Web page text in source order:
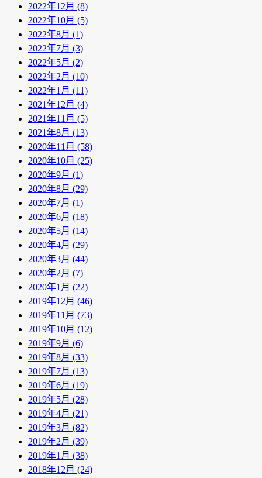
2022年12月 (8)
2022年10月 (5)
2022年8月 (1)
2022年7月 (3)
2022年5月 (2)
2022年2月 (10)
2022年1月 (11)
2021年12月 (4)
2021年11月 (5)
2021年8月 (13)
2020年11月 (58)
2020年10月 (25)
2020年9月 (1)
2020年8月 (29)
2020年7月 (1)
2020年6月 (18)
2020年5月 (14)
2020年4月 (29)
2020年3月 (44)
2020年2月 (7)
2020年1月 (22)
2019年12月 (46)
2019年11月 (73)
2019年10月 (12)
2019年9月 (6)
2019年8月 (33)
2019年7月 (13)
2019年6月 (19)
2019年5月 (28)
2019年4月 (21)
2019年3月 (82)
2019年2月 (39)
2019年1月 (38)
2018年12月 (24)